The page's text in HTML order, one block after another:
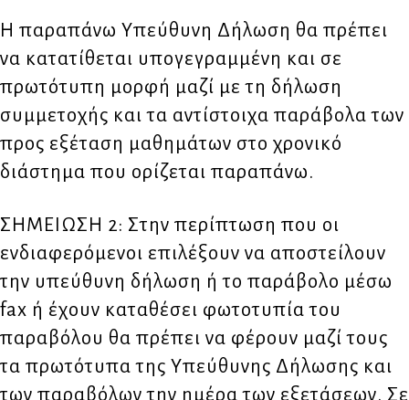
Η παραπάνω Υπεύθυνη Δήλωση θα πρέπει
να κατατίθεται υπογεγραμμένη και σε
πρωτότυπη μορφή μαζί με τη δήλωση
συμμετοχής και τα αντίστοιχα παράβολα των
προς εξέταση μαθημάτων στο χρονικό
διάστημα που ορίζεται παραπάνω.
ΣΗΜΕΙΩΣΗ 2: Στην περίπτωση που οι
ενδιαφερόμενοι επιλέξουν να αποστείλουν
την υπεύθυνη δήλωση ή το παράβολο μέσω
fax ή έχουν καταθέσει φωτοτυπία του
παραβόλου θα πρέπει να φέρουν μαζί τους
τα πρωτότυπα της Υπεύθυνης Δήλωσης και
των παραβόλων την ημέρα των εξετάσεων. Σε